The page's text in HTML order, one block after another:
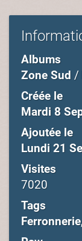
Albums
Zone Sud /
Créée le
Mardi 8
Ajoutée le
Lundi 21
Visites
7020
Tags
Ferronnerie